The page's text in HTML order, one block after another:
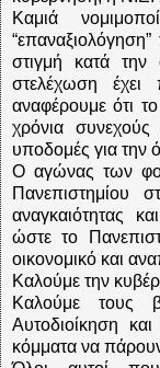
Καμιά
στιγμή κατά
στελέχωση έχει
αναφέρουμε ότι
χρόνια συνεχούς
υποδομές για την
Ο αγώνας των
Πανεπιστημίου
αναγκαιότητας
ώστε το
οικονομικό και
Καλούμε την
Καλούμε τους
Αυτοδιοίκηση
κόμματα να